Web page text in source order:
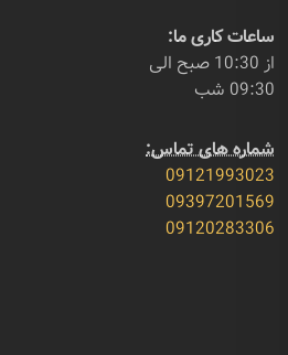
ساعات کاری ما:
از 10:30 صبح الی
09:30 شب
شماره های تماس:
09121993023
09397201569
09120283306